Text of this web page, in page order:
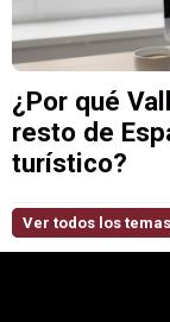
¿Por qué
resto de
turístico?
Ver todos los temas